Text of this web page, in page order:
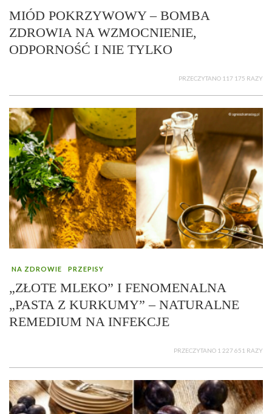
MIÓD POKRZYWOWY – BOMBA
ZDROWIA NA WZMOCNIENIE,
ODPORNOŚĆ I NIE TYLKO
PRZECZYTANO 117 175 RAZY
NA ZDROWIE PRZEPISY
„ZŁOTE MLEKO” I FENOMENALNA
„PASTA Z KURKUMY” – NATURALNE
REMEDIUM NA INFEKCJE
PRZECZYTANO 1 227 651 RAZY